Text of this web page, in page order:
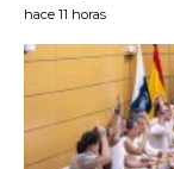
hace 11 horas